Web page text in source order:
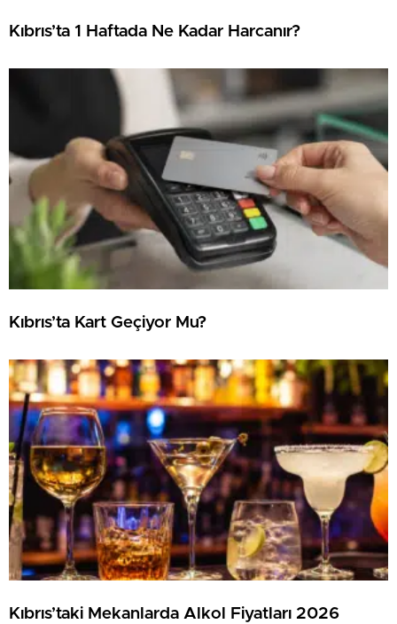
Kıbrıs’ta 1 Haftada Ne Kadar Harcanır?
Kıbrıs’ta Kart Geçiyor Mu?
Kıbrıs’taki Mekanlarda Alkol Fiyatları 2026